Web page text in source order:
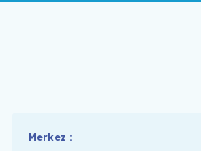
Merkez :